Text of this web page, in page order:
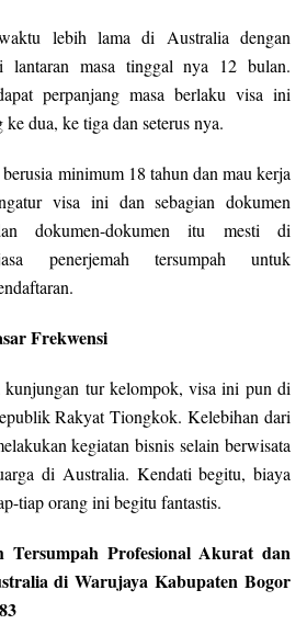
lebih lama di Australia dengan
lantaran masa tinggal nya 12 bulan.
perpanjang masa berlaku visa ini
dua, ke tiga dan seterus nya.
minimum 18 tahun dan mau kerja
visa ini dan sebagian dokumen
dokumen-dokumen itu mesti di
penerjemah tersumpah untuk
Frekwensi
kunjungan tur kelompok, visa ini pun di
Rakyat Tiongkok. Kelebihan dari
kegiatan bisnis selain berwisata
di Australia. Kendati begitu, biaya
tiap orang ini begitu fantastis.
Tersumpah Profesional Akurat dan
di Warujaya Kabupaten Bogor